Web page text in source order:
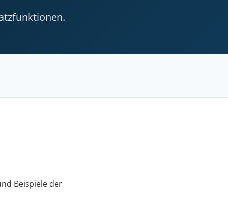
Beispiele der